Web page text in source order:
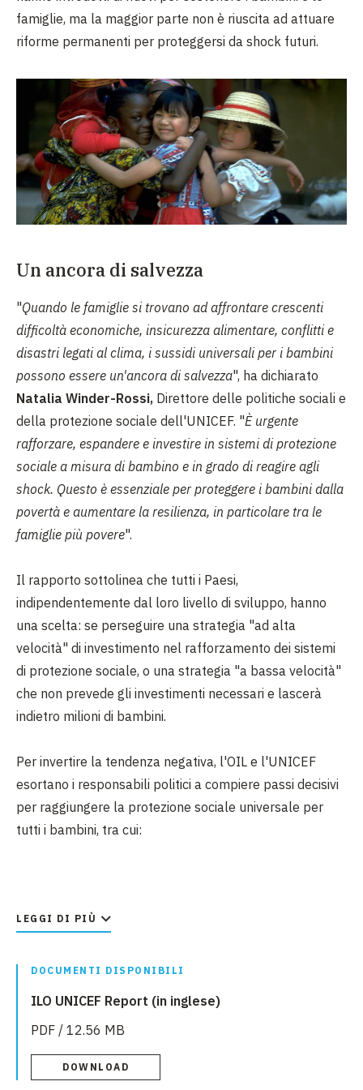
famiglie, ma la maggior parte non è riuscita ad attuare
riforme permanenti per proteggersi da shock futuri.
Un ancora di salvezza
"Quando le famiglie si trovano ad affrontare crescenti
difficoltà economiche, insicurezza alimentare, conflitti e
disastri legati al clima, i sussidi universali per i bambini
possono essere un'ancora di salvezza", ha dichiarato
Natalia Winder-Rossi, Direttore delle politiche sociali e
della protezione sociale dell'UNICEF. "È urgente
rafforzare, espandere e investire in sistemi di protezione
sociale a misura di bambino e in grado di reagire agli
shock. Questo è essenziale per proteggere i bambini dalla
povertà e aumentare la resilienza, in particolare tra le
famiglie più povere".
Il rapporto sottolinea che tutti i Paesi,
indipendentemente dal loro livello di sviluppo, hanno
una scelta: se perseguire una strategia "ad alta
velocità" di investimento nel rafforzamento dei sistemi
di protezione sociale, o una strategia "a bassa velocità"
che non prevede gli investimenti necessari e lascerà
indietro milioni di bambini.
Per invertire la tendenza negativa, l'OIL e l'UNICEF
esortano i responsabili politici a compiere passi decisivi
per raggiungere la protezione sociale universale per
tutti i bambini, tra cui:
modo collaudato ed efficace dal punto di vista dei
garantirne il benessere.
attraverso sistemi nazionali di protezione sociale che
colleghino le famiglie anche a servizi sanitari e sociali
cruciali, come l'assistenza all'infanzia gratuita o a
prezzi accessibili e di alta qualità.
LEGGI DI PIÙ
DOCUMENTI DISPONIBILI
ILO UNICEF Report (in inglese)
PDF / 12.56 MB
DOWNLOAD